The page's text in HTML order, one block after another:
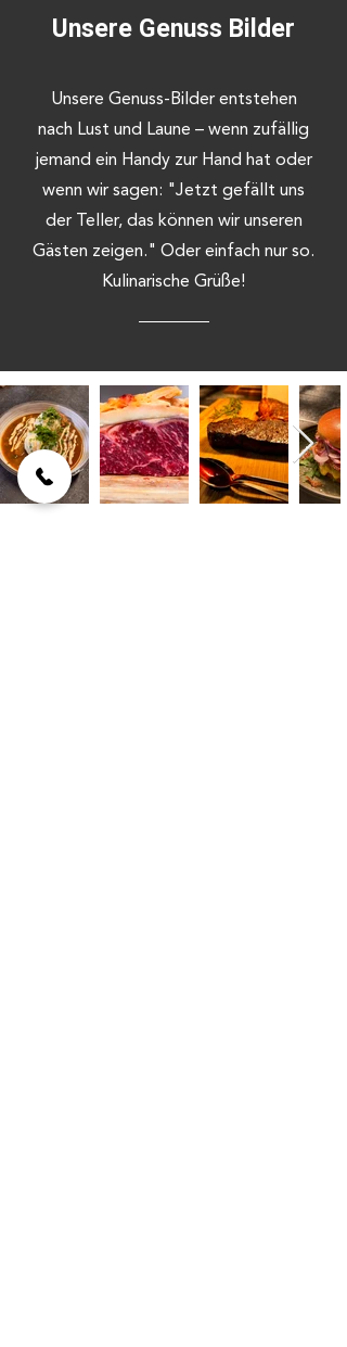
Unsere Genuss Bilder
Unsere Genuss-Bilder entstehen
nach Lust und Laune – wenn zufällig
jemand ein Handy zur Hand hat oder
wenn wir sagen: "Jetzt gefällt uns
der Teller, das können wir unseren
Gästen zeigen." Oder einfach nur so.
Kulinarische Grüße!